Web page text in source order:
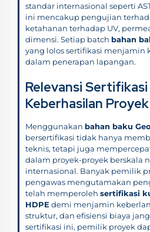
standar internasional seperti
ini mencakup pengujian
ketahanan terhadap UV,
dimensi. Setiap batch bahan
yang lolos sertifikasi menjamin
dalam penerapan lapangan.
Relevansi
Keberhasilan Proyek
Menggunakan bahan baku
bersertifikasi tidak hanya
teknis, tetapi juga
dalam proyek-proyek berskala
internasional. Banyak pemilik
pengawas mengutamakan
telah memperoleh sertifikasi
HDPE demi menjamin
struktur, dan efisiensi biaya
sertifikasi ini, pemilik proyek